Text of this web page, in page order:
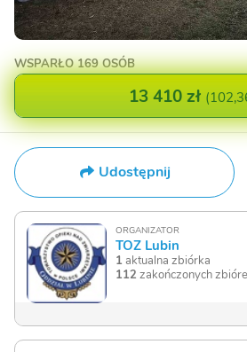
WSPARŁO169 OSÓB
13 410 zł (
Udostępnij
ORGANIZATOR
TOZ Lubin
1aktualna zbiórka
112 zakończonych